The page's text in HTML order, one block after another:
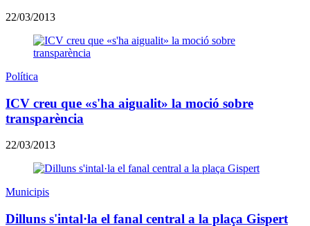
22/03/2013
Política
ICV creu que «s'ha aigualit» la moció sobre
transparència
22/03/2013
Municipis
Dilluns s'intal·la el fanal central a la plaça Gispert